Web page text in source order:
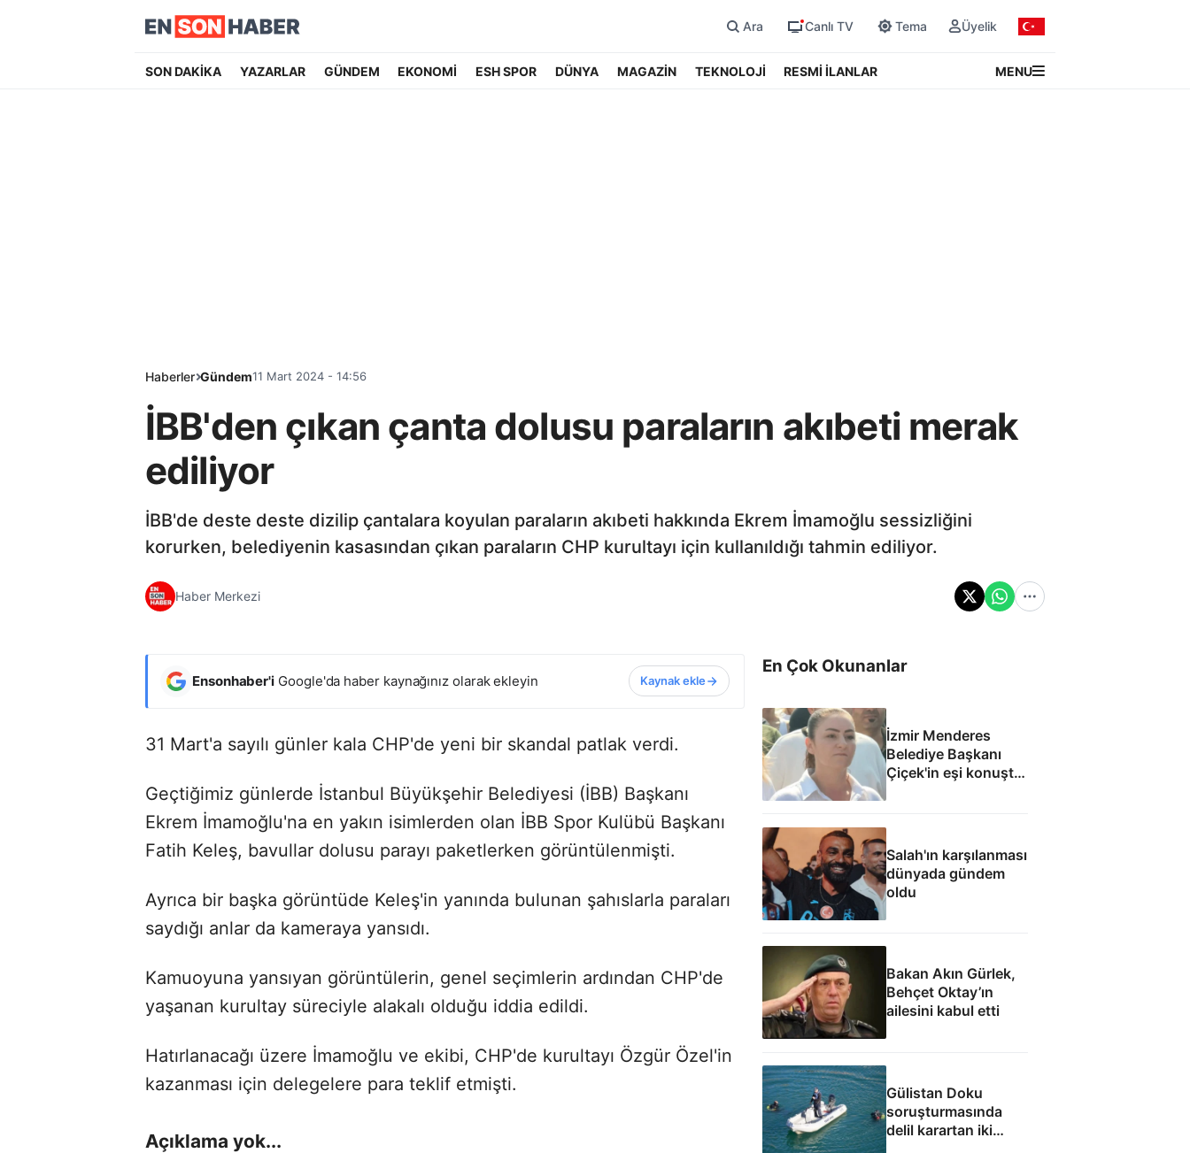
Ara Canlı TV Tema Üyelik
SON DAKİKA YAZARLAR GÜNDEM EKONOMİ ESH SPOR DÜNYA MAGAZİN TEKNOLOJİ RESMİ İLANLAR MENU
Haberler Gündem11 Mart 2024 - 14:56
İBB'den çıkan çanta dolusu paraların akıbeti merak
ediliyor
İBB'de deste deste dizilip çantalara koyulan paraların akıbeti hakkında Ekrem İmamoğlu sessizliğini
korurken, belediyenin kasasından çıkan paraların CHP kurultayı için kullanıldığı tahmin ediliyor.
Haber Merkezi
Ensonhaber'i Google'da haber kaynağınız olarak ekleyin Kaynak ekle
31 Mart'a sayılı günler kala CHP'de yeni bir skandal patlak verdi.
Geçtiğimiz günlerde İstanbul Büyükşehir Belediyesi (İBB) Başkanı
Ekrem İmamoğlu'na en yakın isimlerden olan İBB Spor Kulübü Başkanı
Fatih Keleş, bavullar dolusu parayı paketlerken görüntülenmişti.
Ayrıca bir başka görüntüde Keleş'in yanında bulunan şahıslarla paraları
saydığı anlar da kameraya yansıdı.
Kamuoyuna yansıyan görüntülerin, genel seçimlerin ardından CHP'de
yaşanan kurultay süreciyle alakalı olduğu iddia edildi.
Hatırlanacağı üzere İmamoğlu ve ekibi, CHP'de kurultayı Özgür Özel'in
kazanması için delegelere para teklif etmişti.
Açıklama yok...
En Çok Okunanlar
İzmir Menderes
Belediye Başkanı
Çiçek'in eşi konuştu:
Salah'ın karşılanması
dünyada gündem
oldu
Bakan Akın Gürlek,
Behçet Oktay’ın
ailesini kabul etti
Gülistan Doku
soruşturmasında
delil karartan iki